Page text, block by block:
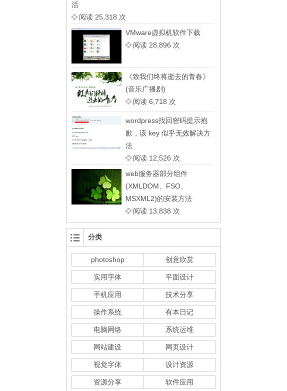
活
阅读 25,318 次
VMware虚拟机软件下载
阅读 28,896 次
《致我们终将逝去的青春》
(音乐广播剧)
阅读 6,718 次
wordpress找回密码提示抱
歉，该 key 似乎无效解决方
法
阅读 12,526 次
web服务器部分组件
(XMLDOM、FSO、
MSXML2)的安装方法
阅读 13,838 次
分类
photoshop 创意欣赏
实用字体 平面设计
手机应用 技术分享
操作系统 有本日记
电脑网络 系统运维
网站建设 网页设计
视觉字体 设计资源
资源分享 软件应用